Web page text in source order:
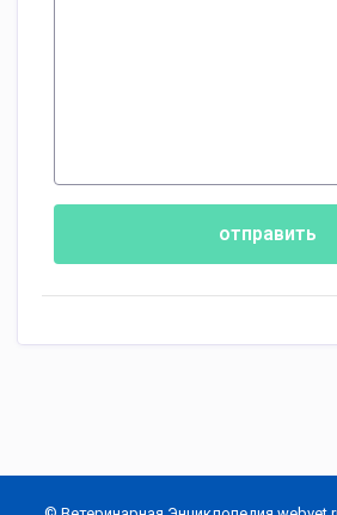
отправить